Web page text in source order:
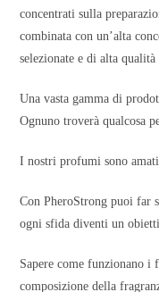
concentrati sulla
combinata con un’alta
selezionate e di alta
Una vasta gamma di
Ognuno troverà qualcosa
I nostri profumi sono
Con PheroStrong puoi far
ogni sfida diventi un
Sapere come funzionano i
composizione della